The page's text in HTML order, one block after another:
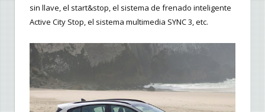
sin llave, el start&stop, el sistema de frenado inteligente
Active City Stop, el sistema multimedia SYNC 3, etc.